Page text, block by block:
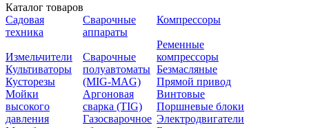
Каталог товаров
Садовая
техника
Измельчители
Культиваторы
Кусторезы
Мойки
высокого
давления
Сварочные
аппараты
Сварочные
полуавтоматы
(MIG-MAG)
Аргоновая
сварка (TIG)
Газосварочное
Компрессоры
Ременные
компрессоры
Безмасляные
Прямой привод
Винтовые
Поршневые блоки
Электродвигатели